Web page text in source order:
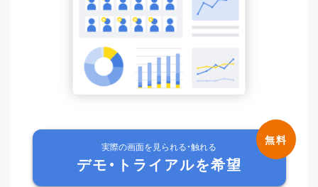
実際の画面を見られる・触れる
デモ・トライアルを希望